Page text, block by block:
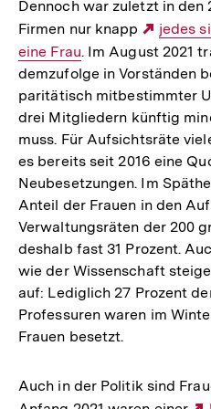
mit denen der Vorjahre
Erhebungsmethoden nur
Fest steht: Der
Bruttostundenverdienst von
Fünftel geringer aus als der
vor allem in
Westen bei 19 Prozent, im
Prozent.
Frauen in
Positionen
Während Frauen besonders
Erzieherinnen oder